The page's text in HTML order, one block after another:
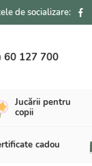
de socializare:
60 127 700
Jucării pentru
copii
cadou